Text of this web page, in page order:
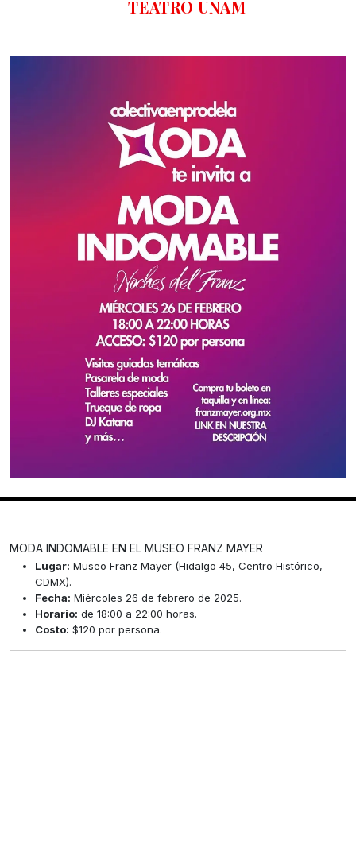
TEATRO UNAM
MODA INDOMABLE EN EL MUSEO FRANZ MAYER
Lugar: Museo Franz Mayer (Hidalgo 45, Centro Histórico,
CDMX).
Fecha: Miércoles 26 de febrero de 2025.
Horario: de 18:00 a 22:00 horas.
Costo: $120 por persona.